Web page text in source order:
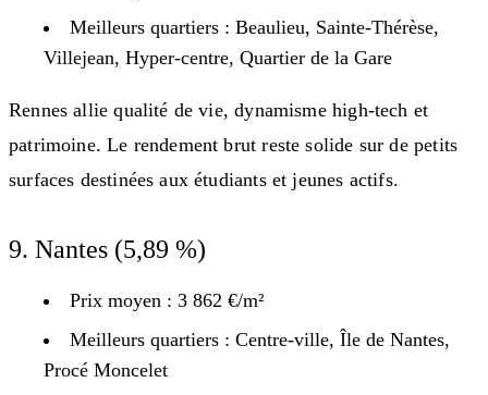
Meilleurs quartiers : Beaulieu, Sainte-Thérèse,
Villejean, Hyper-centre, Quartier de la Gare
Rennes allie qualité de vie, dynamisme high-tech et
patrimoine. Le rendement brut reste solide sur de petits
surfaces destinées aux étudiants et jeunes actifs.
9. Nantes (5,89 %)
Prix moyen : 3 862 €/m²
Meilleurs quartiers : Centre-ville, Île de Nantes,
Procé Moncelet